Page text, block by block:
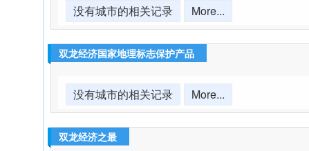
没有城市的相关记录 More...
双龙经济国家地理标志保护产品
没有城市的相关记录 More...
双龙经济之最